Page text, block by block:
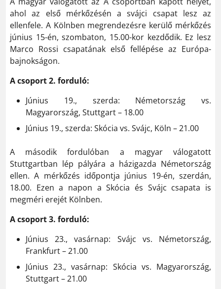
ahol az első mérkőzésén a svájci csapat lesz az
ellenfele. A Kölnben megrendezésre kerülő mérkőzés
június 15-én, szombaton, 15.00-kor kezdődik. Ez lesz
Marco Rossi csapatának első fellépése az Európa-
bajnokságon.
A csoport 2. forduló:
Június 19., szerda: Németország vs.
Magyarország, Stuttgart – 18.00
Június 19., szerda: Skócia vs. Svájc, Köln – 21.00
A második fordulóban a magyar válogatott
Stuttgartban lép pályára a házigazda Németország
ellen. A mérkőzés időpontja június 19-én, szerdán,
18.00. Ezen a napon a Skócia és Svájc csapata is
megméri erejét Kölnben.
A csoport 3. forduló:
Június 23., vasárnap: Svájc vs. Németország,
Frankfurt – 21.00
Június 23., vasárnap: Skócia vs. Magyarország,
Stuttgart – 21.00